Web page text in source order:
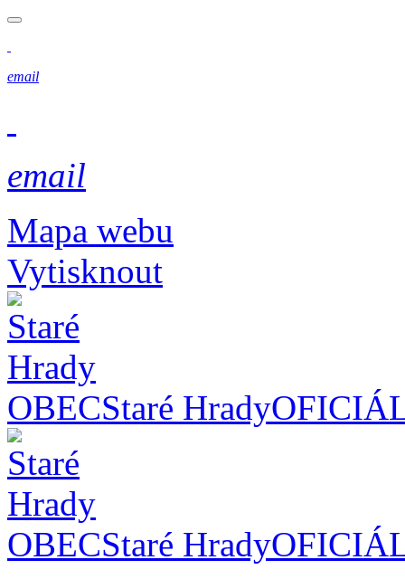
email
email
Mapa webu
Vytisknout
OBECStaré Hrady
OBECStaré Hrady